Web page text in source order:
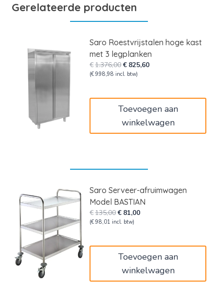
Gerelateerde producten
Saro Roestvrijstalen hoge kast
met 3 legplanken
€1.376,00Oorspronkelijke
prijs
€ 825,60Huidige
(€ 998,98 incl. btw)
Toevoegen aan
winkelwagen
Saro Serveer-afruimwagen
Model BASTIAN
€135,00Oorspronkelijke
prijs
€ 81,00Huidige
(€ 98,01 incl. btw)
Toevoegen aan
winkelwagen